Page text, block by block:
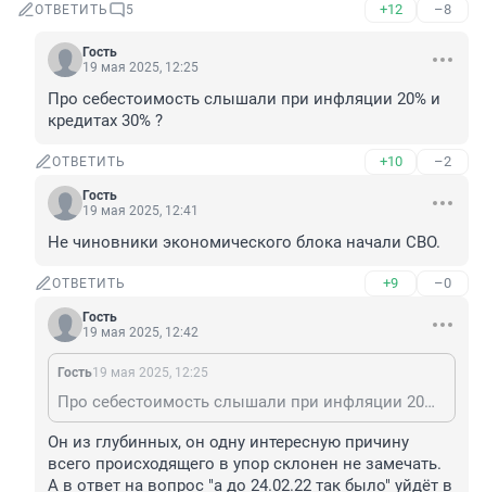
ОТВЕТИТЬ 5 +12 –8
Гость
19 мая 2025, 12:25
Про себестоимость слышали при инфляции 20% и
кредитах 30% ?
ОТВЕТИТЬ +10 –2
Гость
19 мая 2025, 12:41
Не чиновники экономического блока начали СВО.
ОТВЕТИТЬ +9 –0
Гость
19 мая 2025, 12:42
Гость19 мая 2025, 12:25
Про себестоимость слышали при инфляции 20% и кредитах 30% ?
Он из глубинных, он одну интересную причину
всего происходящего в упор склонен не замечать.
А в ответ на вопрос "а до 24.02.22 так было" уйдёт в